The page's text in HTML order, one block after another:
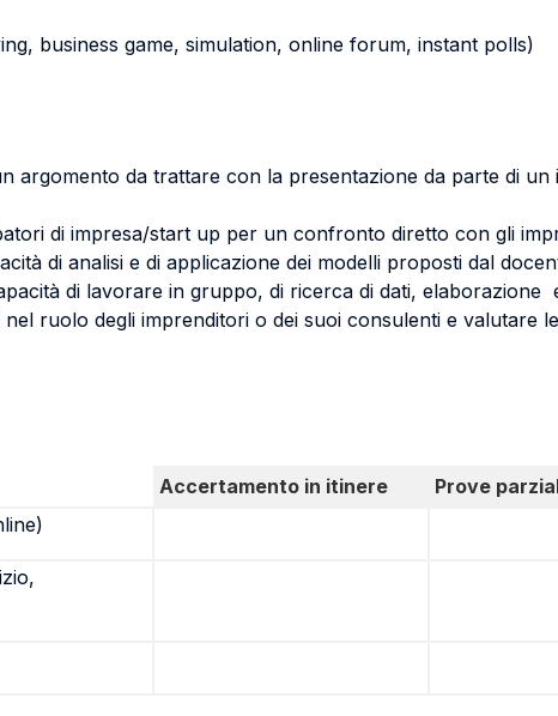
business game, simulation, online forum, instant polls)
argomento da trattare con la presentazione da parte di
di impresa/start up per un confronto diretto con gli
di analisi e di applicazione dei modelli proposti dal
di lavorare in gruppo, di ricerca di dati, elaborazione
ruolo degli imprenditori o dei suoi consulenti e valutare
Accertamento in itinere
Prove